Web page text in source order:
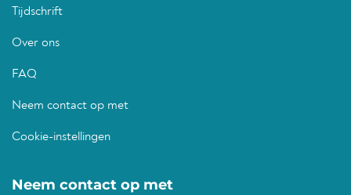
Tijdschrift
Over ons
FAQ
Neem contact op met
Cookie-instellingen
Neem contact op met